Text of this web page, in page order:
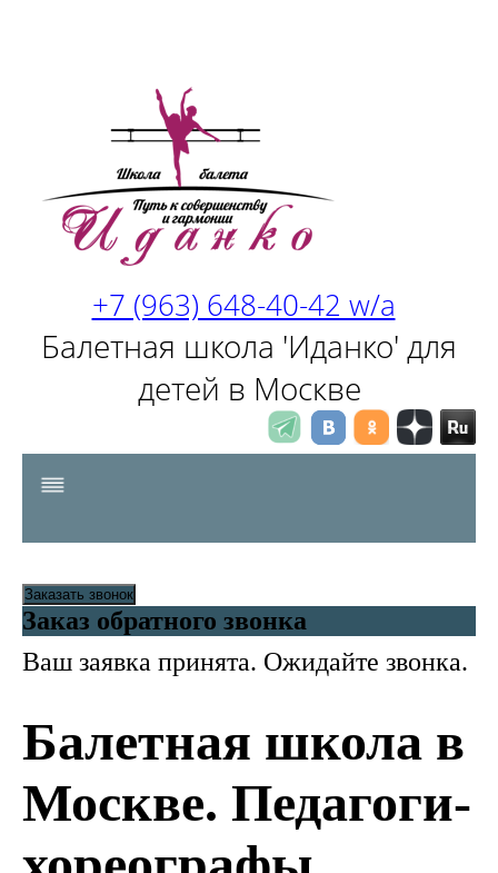
+7 (963) 648-40-42 w/a
Балетная школа 'Иданко' для
детей в Москве
Заказать звонок
Заказ обратного звонка
Ваш заявка принята. Ожидайте звонка.
Балетная школа в
Москве. Педагоги-